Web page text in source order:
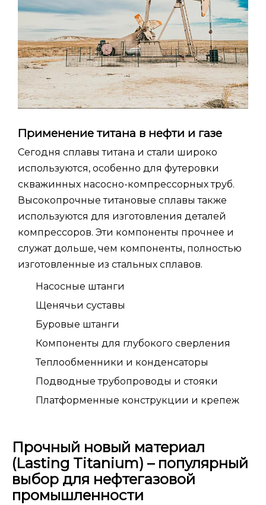
Применение титана в нефти и газе
Сегодня сплавы титана и стали широко
используются, особенно для футеровки
скважинных насосно-компрессорных труб.
Высокопрочные титановые сплавы также
используются для изготовления деталей
компрессоров. Эти компоненты прочнее и
служат дольше, чем компоненты, полностью
изготовленные из стальных сплавов.
Насосные штанги
Щенячьи суставы
Буровые штанги
Компоненты для глубокого сверления
Теплообменники и конденсаторы
Подводные трубопроводы и стояки
Платформенные конструкции и крепеж
Прочный новый материал
(Lasting Titanium) – популярный
выбор для нефтегазовой
промышленности